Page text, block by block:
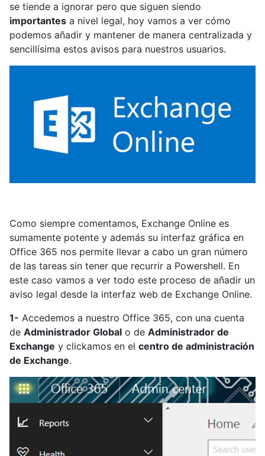
se tiende a ignorar pero que siguen siendo
importantes a nivel legal, hoy vamos a ver cómo
podemos añadir y mantener de manera centralizada y
sencillísima estos avisos para nuestros usuarios.
Como siempre comentamos, Exchange Online es
sumamente potente y además su interfaz gráfica en
Office 365 nos permite llevar a cabo un gran número
de las tareas sin tener que recurrir a Powershell. En
este caso vamos a ver todo este proceso de añadir un
aviso legal desde la interfaz web de Exchange Online.
1- Accedemos a nuestro Office 365, con una cuenta
de Administrador Global o de Administrador de
Exchange y clickamos en el centro de administración
de Exchange.